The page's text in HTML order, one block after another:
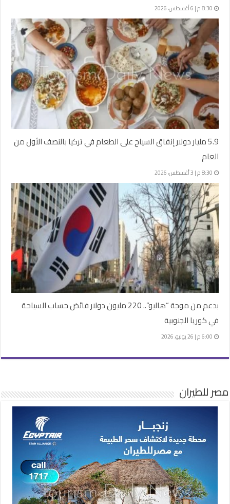
8:30 م | 6 أغسطس، 2026
5.9 مليار دولار إنفاق السياح على الطعام في تركيا بالنصف الأول من
العام
8:30 م | 3 أغسطس، 2026
بدعم من موجة “هاليو”.. 220 مليون دولار فائض حساب السياحة
في كوريا الجنوبية
6:00 م | 26 يوليو، 2026
مصر للطيران